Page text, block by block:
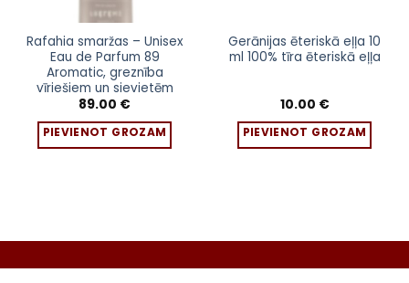
Rafahia smaržas – Unisex
Eau de Parfum 89
Aromatic, greznība
vīriešiem un sievietēm
89.00 €
PIEVIENOT GROZAM
Gerānijas ēteriskā eļļa 10
ml 100% tīra ēteriskā eļļa
10.00 €
PIEVIENOT GROZAM